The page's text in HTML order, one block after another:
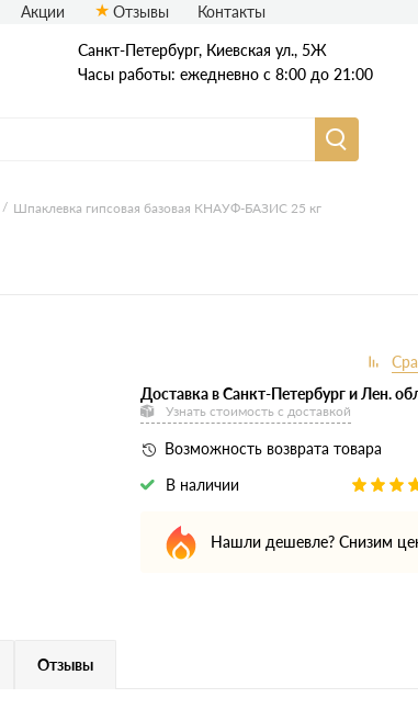
Санкт-Петербург, ​Киевская ул., 5Ж
Часы работы: ежедневно с 8:00 до 21:00
Вспененный сайдинг
Акции Отзывы Контакты
Шпаклевка гипсовая базовая КНАУФ-БАЗИС 25 кг
Доставка в Санкт-Петербург и Лен.
Узнать стоимость с доставкой
Возможность возврата товара
В наличии
Нашли дешевле? Снизим
Отзывы